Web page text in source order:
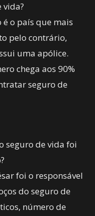
vida?
o país que mais
pelo contrário,
uma apólice.
chega aos 90%
seguro de
seguro de vida foi
foi o responsável
do seguro de
número de